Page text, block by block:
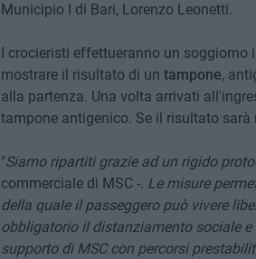
Municipio I di Bari, Lorenzo Leonetti.
I crocieristi effettueranno un soggiorno
mostrare il risultato di un tampone,
alla partenza. Una volta arrivati
tampone antigenico. Se il risultato
"Siamo ripartiti grazie ad un rigido
commerciale di MSC -. Le misure
della quale il passeggero può vivere
obbligatorio il distanziamento sociale
supporto di MSC con percorsi